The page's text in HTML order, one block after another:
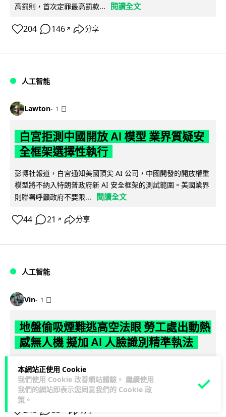
本網站正使用 Cookie
我們使用 Cookie 改善網站體驗。 繼續使用
我們的網站即表示您同意我們的 Cookie 政
策 。
高罰則，首次定罪最高罰款...
閱讀全文
204 146 ↗ 分享
人工智能
Lawton 1 日
白宮拒測中國開放 AI 模型 業界質疑安
全框架選擇性執行
彭博社報道，白宮通知美國頂尖 AI 公司，中國開發的開放權重
模型將不納入特朗普政府新 AI 安全框架的測試範圍。美國業界
則聯署呼籲政府不要限...
閱讀全文
44 21 ↗ 分享
人工智能
Vin 1 日
地盤偷吸煙難逃高空法眼 勞工處出動熱
感無人機 擬加 AI 人臉識別精準執法
勞工處投入配備熱感應鏡頭的小型無人機進行高空巡邏以打擊
地盤違例吸煙，並正研究於未來一年內引入 AI 人臉識別與行為
分析功能，結合三大技術進一...
閱讀全文
246 55 分享